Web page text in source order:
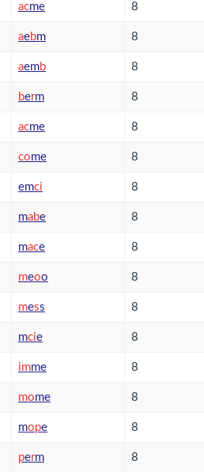
acme 8
aebm 8
aemb 8
berm 8
acme 8
come 8
emci 8
mabe 8
mace 8
meoo 8
mess 8
mcie 8
imme 8
mome 8
mope 8
perm 8